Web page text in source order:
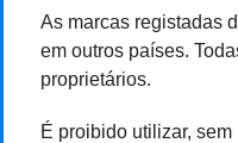
As marcas registadas
em outros países.
proprietários.
É proibido utilizar,